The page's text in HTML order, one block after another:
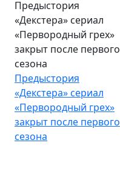
Предыстория
«Декстера» сериал
«Первородный грех»
закрыт после первого
сезона
Предыстория
«Декстера» сериал
«Первородный грех»
закрыт после первого
сезона